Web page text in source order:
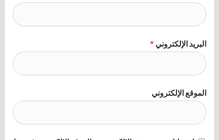
البريد الإلكتروني *
الموقع الإلكتروني